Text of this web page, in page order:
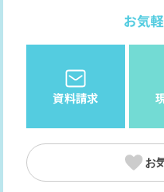
お気
資料請求
お